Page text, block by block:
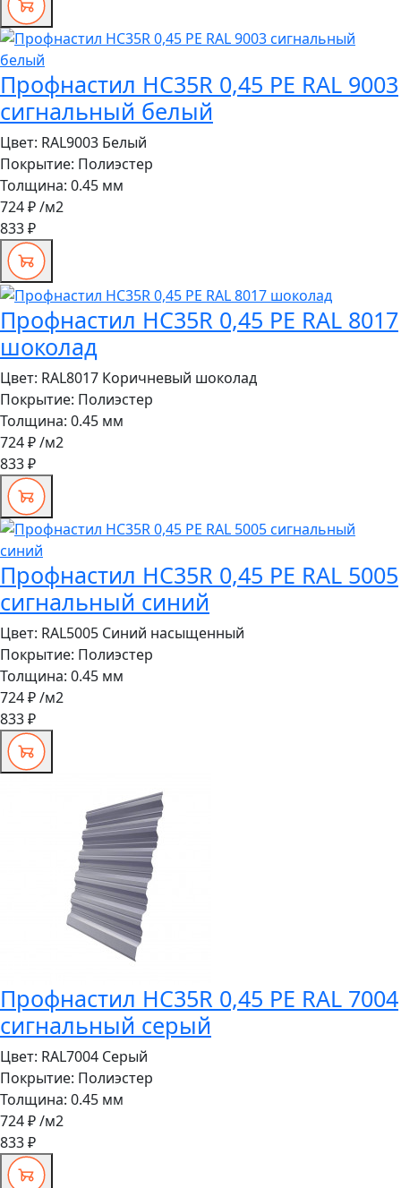
Профнастил HC35R 0,45 PE RAL 9003
сигнальный белый
Цвет: RAL9003 Белый
Покрытие: Полиэстер
Толщина: 0.45 мм
724 ₽/м2
833 ₽
Профнастил HC35R 0,45 PE RAL 8017
шоколад
Цвет: RAL8017 Коричневый шоколад
Покрытие: Полиэстер
Толщина: 0.45 мм
724 ₽/м2
833 ₽
Профнастил HC35R 0,45 PE RAL 5005
сигнальный синий
Цвет: RAL5005 Синий насыщенный
Покрытие: Полиэстер
Толщина: 0.45 мм
724 ₽/м2
833 ₽
Профнастил HC35R 0,45 PE RAL 7004
сигнальный серый
Цвет: RAL7004 Серый
Покрытие: Полиэстер
Толщина: 0.45 мм
724 ₽/м2
833 ₽